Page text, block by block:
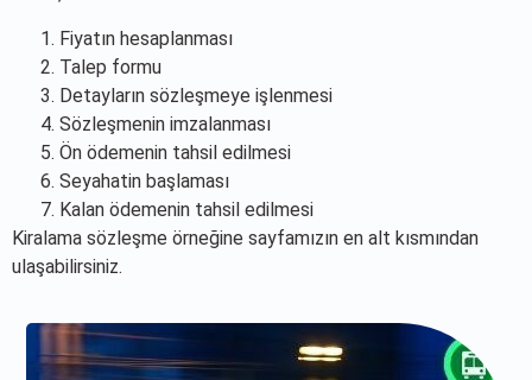
Fiyatın hesaplanması
Talep formu
Detayların sözleşmeye işlenmesi
Sözleşmenin imzalanması
Ön ödemenin tahsil edilmesi
Seyahatin başlaması
Kalan ödemenin tahsil edilmesi
Kiralama sözleşme örneğine sayfamızın en alt kısmından
ulaşabilirsiniz.